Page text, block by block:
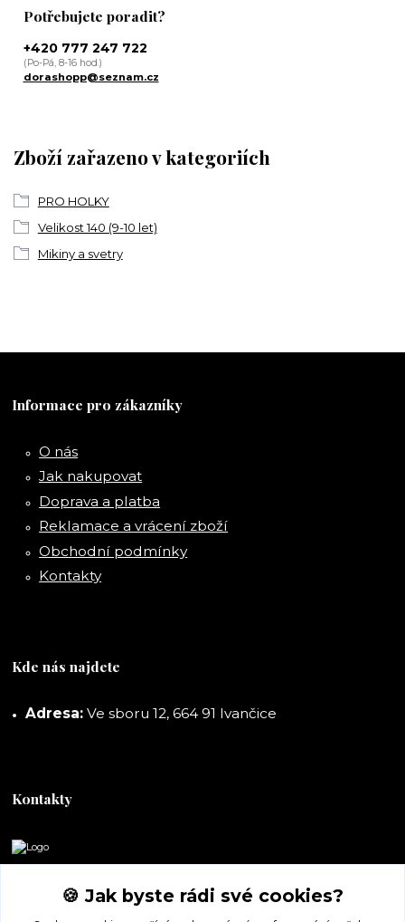
Zboží zařazeno v kategoriích
PRO HOLKY
Velikost 140 (9-10 let)
Mikiny a svetry
Potřebujete poradit?
+420 777 247 722
(Po-Pá, 8-16 hod.)
dorashopp@seznam.cz
Informace pro zákazníky
O nás
Jak nakupovat
Doprava a platba
Reklamace a vrácení zboží
Obchodní podmínky
Kontakty
Kde nás najdete
Adresa: Ve sboru 12, 664 91 Ivančice
Kontakty
+420 777 247 722
🍪 Jak byste rádi své cookies?